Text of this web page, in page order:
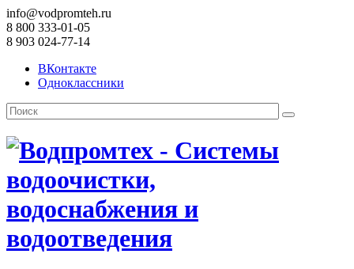
info@vodpromteh.ru
8 800 333-01-05
8 903 024-77-14
ВКонтакте
Одноклассники